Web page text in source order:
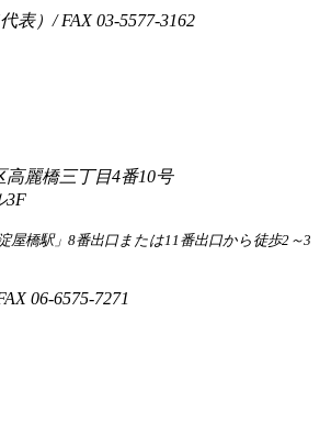
表）/ FAX 03-5577-3162
高麗橋三丁目4番10号
3F
屋橋駅」8番出口または11番出口から徒歩2～3
06-6575-7271